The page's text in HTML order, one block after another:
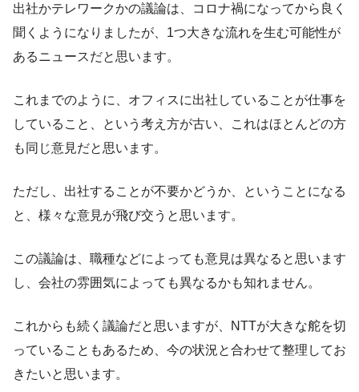
出社かテレワークかの議論は、コロナ禍になってから良く
聞くようになりましたが、1つ大きな流れを生む可能性が
あるニュースだと思います。
これまでのように、オフィスに出社していることが仕事を
していること、という考え方が古い、これはほとんどの方
も同じ意見だと思います。
ただし、出社することが不要かどうか、ということになる
と、様々な意見が飛び交うと思います。
この議論は、職種などによっても意見は異なると思います
し、会社の雰囲気によっても異なるかも知れません。
これからも続く議論だと思いますが、NTTが大きな舵を切
っていることもあるため、今の状況と合わせて整理してお
きたいと思います。